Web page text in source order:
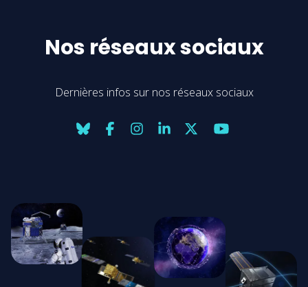
Nos réseaux sociaux
Dernières infos sur nos réseaux sociaux